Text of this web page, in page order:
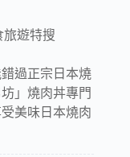
旅遊特搜
過正宗日本燒
」燒肉丼專門
美味日本燒肉